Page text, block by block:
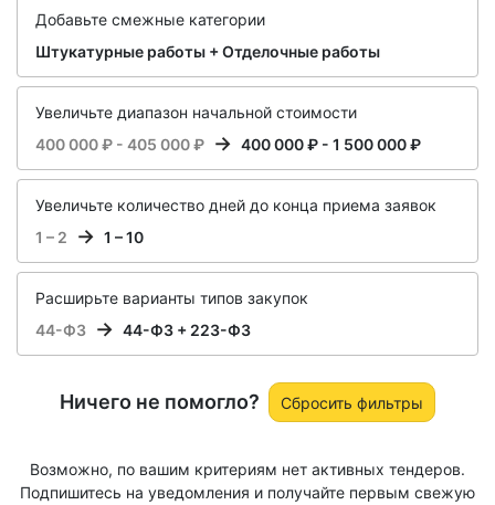
Добавьте смежные категории
Штукатурные работы + Отделочные работы
Увеличьте диапазон начальной стоимости
400 000 ₽ - 405 000 ₽
400 000 ₽ - 1 500 000 ₽
Увеличьте количество дней до конца приема заявок
1 – 2
1 – 10
Расширьте варианты типов закупок
44-ФЗ
44-ФЗ + 223-ФЗ
Ничего не помогло? Сбросить фильтры
Возможно, по вашим критериям нет активных тендеров.
Подпишитесь на уведомления и получайте первым свежую